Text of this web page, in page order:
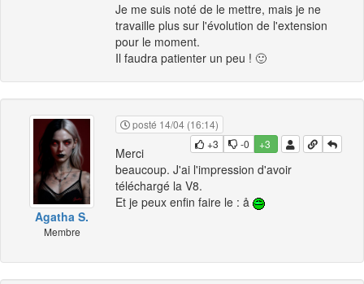
Je me suis noté de le mettre, mais je ne
travaille plus sur l'évolution de l'extension
pour le moment.
Il faudra patienter un peu ! 🙂
Agatha S.
Membre
posté 14/04 (16:14)
+3
-0 +3
Merci
beaucoup. J'ai l'impression d'avoir
téléchargé la V8.
Et je peux enfin faire le : å